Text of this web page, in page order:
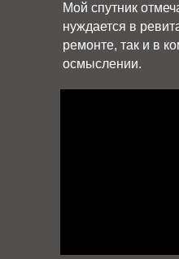
Мой спутник
нуждается в
ремонте, так и в
осмыслении.